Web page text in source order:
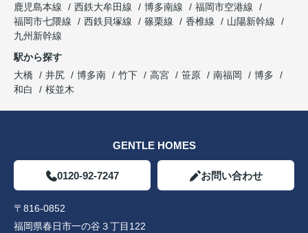
鹿児島本線
西鉄大牟田線 博多南線
福岡市空港線
福岡市七隈線
西鉄貝塚線 篠栗線 香椎線
山陽新幹線
九州新幹線
駅から探す
大橋
井尻 博多南 竹下 高宮 笹原 南福岡
博多
和白
桜並木
GENTLE HOMES
0120-92-7247 お問い合わせ
〒816-0852
福岡県春日市一の谷３丁目122